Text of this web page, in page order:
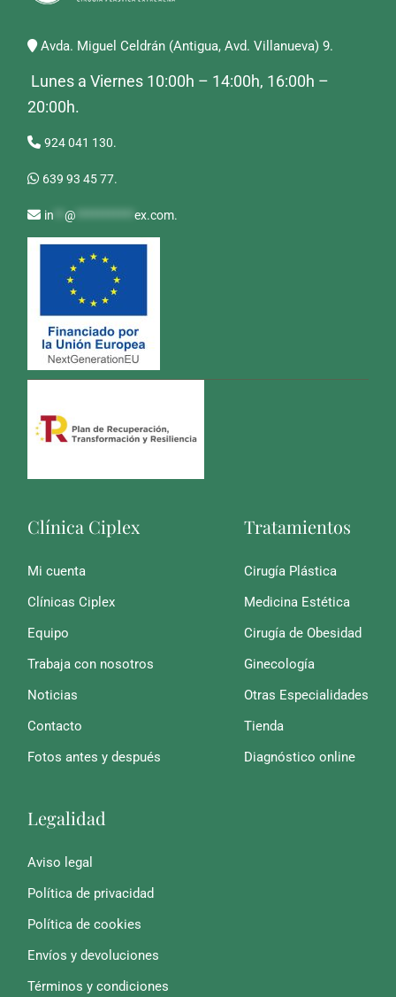
Avda. Miguel Celdrán (Antigua, Avd. Villanueva) 9.
Lunes a Viernes 10:00h – 14:00h, 16:00h –
20:00h.
924 041 130.
639 93 45 77.
in **@ ***********ex.com.
Clínica Ciplex
Mi cuenta
Clínicas Ciplex
Equipo
Trabaja con nosotros
Noticias
Contacto
Fotos antes y después
Tratamientos
Cirugía Plástica
Medicina Estética
Cirugía de Obesidad
Ginecología
Otras Especialidades
Tienda
Diagnóstico online
Legalidad
Aviso legal
Política de privacidad
Política de cookies
Envíos y devoluciones
Términos y condiciones